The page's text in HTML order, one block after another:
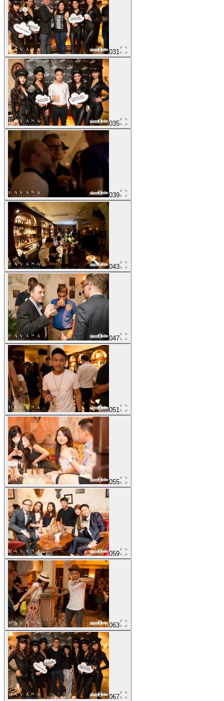
031
035
039
043
047
051
055
059
063
067